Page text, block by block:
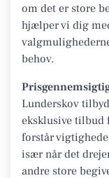
om det er store
hjælper vi dig
behov.
Lunderskov
eksklusive tilbud
forstår
især når det
andre store